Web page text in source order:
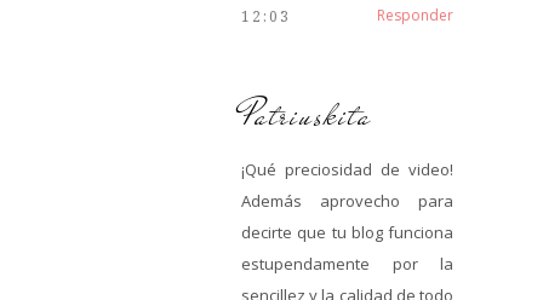
12:03
Responder
Patriuskita
¡Qué preciosidad de video!
Además aprovecho para
decirte que tu blog funciona
estupendamente por la
sencillez y la calidad de todo